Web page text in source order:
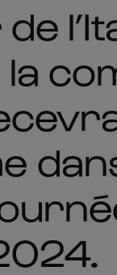
la